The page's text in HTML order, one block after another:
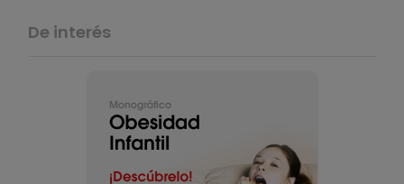
De interés